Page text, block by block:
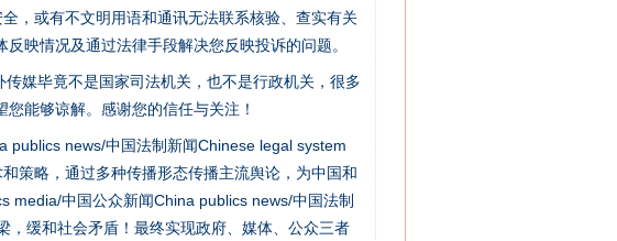
，或有不文明用语和通讯无法联系核验、查实有关
映情况及通过法律手段解决您反映投诉的问题。
媒毕竟不是国家司法机关，也不是行政机关，很多
能够谅解。感谢您的信任与关注！
publics news/中国法制新闻Chinese legal system
策略，通过多种传播形态传播主流舆论，为中国和
media/中国公众新闻China publics news/中国法制
缓和社会矛盾！最终实现政府、媒体、公众三者
“神药”背后的真相